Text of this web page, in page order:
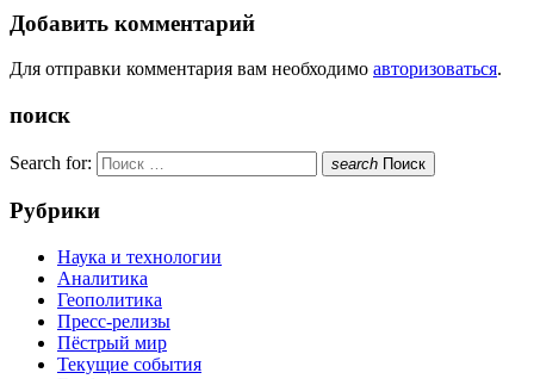
Добавить комментарий
Для отправки комментария вам необходимо авторизоваться.
поиск
Search for: search Поиск
Рубрики
Наука и технологии
Аналитика
Геополитика
Пресс-релизы
Пёстрый мир
Текущие события